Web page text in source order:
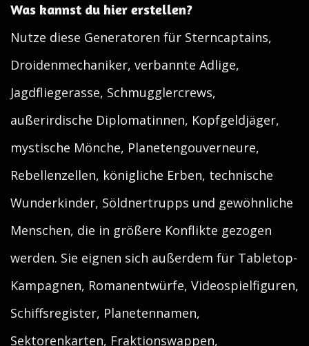
Was kannst du hier erstellen?
Nutze diese Generatoren für Sterncaptains,
Droidenmechaniker, verbannte Adlige,
Jagdfliegerasse, Schmugglercrews,
außerirdische Diplomatinnen, Kopfgeldjäger,
mystische Mönche, Planetengouverneure,
Rebellenzellen, königliche Erben, technische
Wunderkinder, Söldnertrupps und gewöhnliche
Menschen, die in größere Konflikte gezogen
werden. Sie eignen sich außerdem für Tabletop-
Kampagnen, Romanentwürfe, Videospielfiguren,
Schiffsregister, Planetennamen,
Sektorenkarten, Fraktionswappen,